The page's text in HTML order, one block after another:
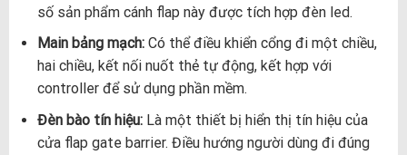
số sản phẩm cánh flap này được tích hợp đèn led.
Main bảng mạch:Có thể điều khiển cổng đi một chiều,
hai chiều, kết nối nuốt thẻ tự động, kết hợp với
controller để sử dụng phần mềm.
Đèn bào tín hiệu:Là một thiết bị hiển thị tín hiệu của
cửa flap gate barrier. Điều hướng người dùng đi đúng